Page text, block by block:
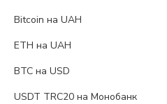
Bitcoin на UAH
ETH на UAH
BTC на USD
USDT TRC20 на Монобанк